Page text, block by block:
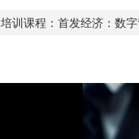
培训课程：首发经济：数